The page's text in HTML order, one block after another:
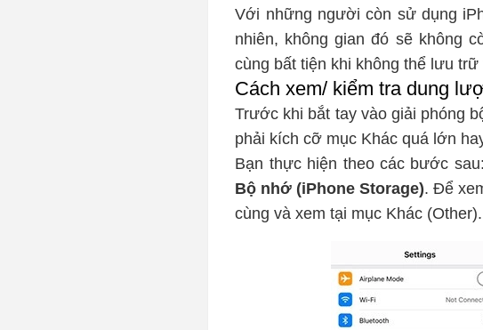
Với những người còn sử dụng
nhiên, không gian đó sẽ không
cùng bất tiện khi không thể lưu
Cách xem/ kiểm tra dung
Trước khi bắt tay vào giải phóng
phải kích cỡ mục Khác quá lớn
Bạn thực hiện theo các bước
Bộ nhớ (iPhone Storage). Để
cùng và xem tại mục Khác (Other).